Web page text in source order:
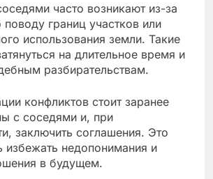
часто возникают из-за
поводу границ участков или
использования земли. Такие
на длительное время и
разбирательствам.
конфликтов стоит заранее
с соседями и, при
заключить соглашения. Это
недопонимания и
в будущем.